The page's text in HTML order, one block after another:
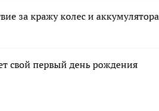
за кражу колес и аккумулятора
свой первый день рождения